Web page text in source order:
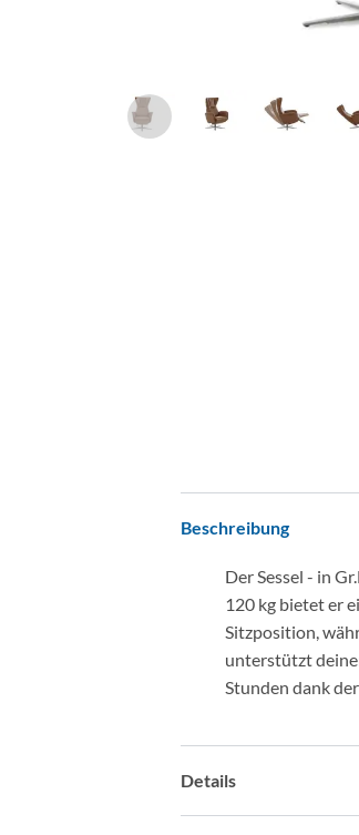
Beschreibung
Der Sessel - in
120 kg bietet er
Sitzposition,
unterstützt
Stunden dank
Details